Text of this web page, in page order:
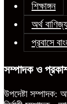
শিক্ষাঙ্গন
অর্থ
প্রবাসে
সম্পাদক ও
উপদেষ্টা সম্পাদক: